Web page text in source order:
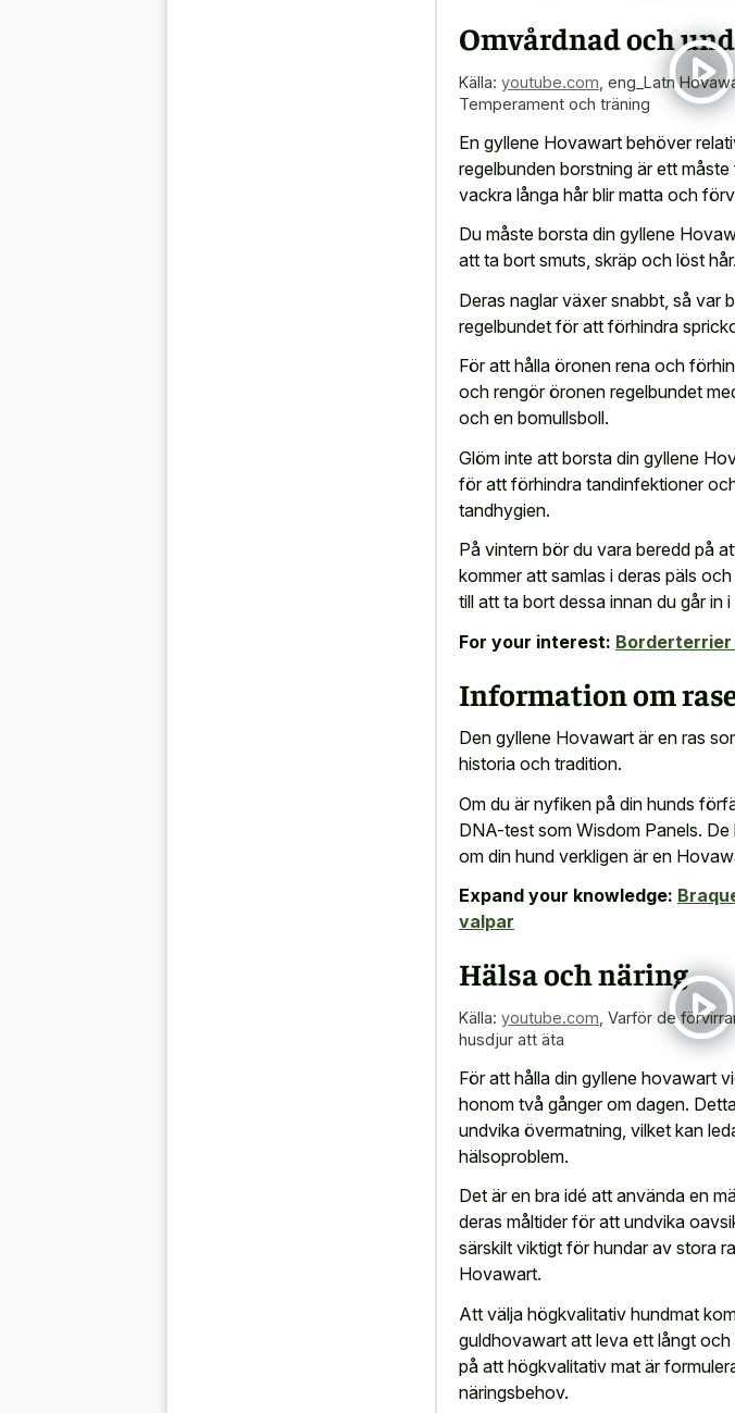
Omvårdnad och
Källa: youtube.com eng_Latn
Temperament och träning
En gyllene Hovawart behöver
regelbunden borstning är ett
vackra långa hår blir matta och
Du måste borsta din gyllene
att ta bort smuts, skräp och löst hår.
Deras naglar växer snabbt, så var
regelbundet för att förhindra
För att hålla öronen rena och
och rengör öronen regelbundet
och en bomullsboll.
Glöm inte att borsta din gyllene
för att förhindra tandinfektioner
tandhygien.
På vintern bör du vara beredd på
kommer att samlas i deras päls
till att ta bort dessa innan du går in i
For your interest: Borderterrier
Information om
Den gyllene Hovawart är en ras
historia och tradition.
Om du är nyfiken på din hunds
DNA-test som Wisdom Panels.
om din hund verkligen är en
Expand your knowledge:
valpar
Hälsa och näring
Källa: youtube.com Varför de
husdjur att äta
För att hålla din gyllene hovawart
honom två gånger om dagen.
undvika övermatning, vilket kan
hälsoproblem.
Det är en bra idé att använda en
deras måltider för att undvika
särskilt viktigt för hundar av stora
Hovawart.
Att välja högkvalitativ hundmat
guldhovawart att leva ett långt
på att högkvalitativ mat är
näringsbehov.